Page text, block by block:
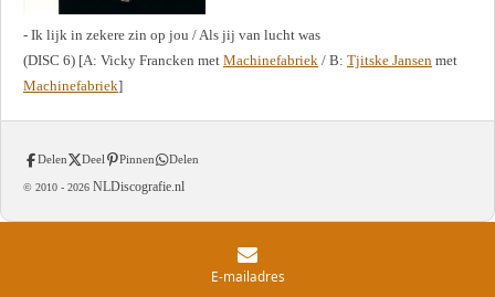
- Ik lijk in zekere zin op jou / Als jij van lucht was
(DISC 6) [A: Vicky Francken met Machinefabriek / B: Tjitske Jansen met
Machinefabriek]
Delen Deel Pinnen Delen
© 2010 - 2026 NLDiscografie.nl
E-mailadres